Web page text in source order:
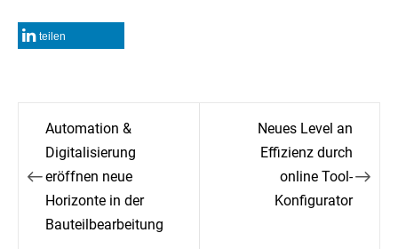
teilen
Beitragsnavigation
Automation &
Digitalisierung
eröffnen neue
Horizonte in der
Bauteilbearbeitung
Neues Level an
Effizienz durch
online Tool-
Konfigurator